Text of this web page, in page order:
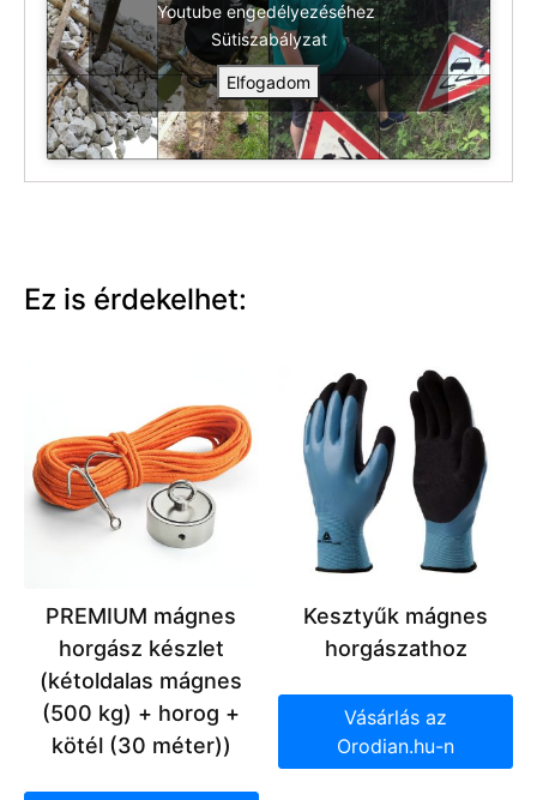
Youtube engedélyezéséhez
Sütiszabályzat
Elfogadom
Ez is érdekelhet:
PREMIUM mágnes
horgász készlet
(kétoldalas mágnes
(500 kg) + horog +
kötél (30 méter))
Kesztyűk mágnes
horgászathoz
Vásárlás az
Orodian.hu-n